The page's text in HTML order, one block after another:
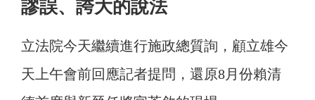
謬誤、誇大的說法
立法院今天繼續進行施政總質詢，顧立雄今
天上午會前回應記者提問，還原8月份賴清